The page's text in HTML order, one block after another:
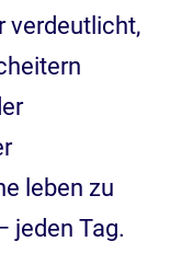
verdeutlicht,
leben zu
jeden Tag.